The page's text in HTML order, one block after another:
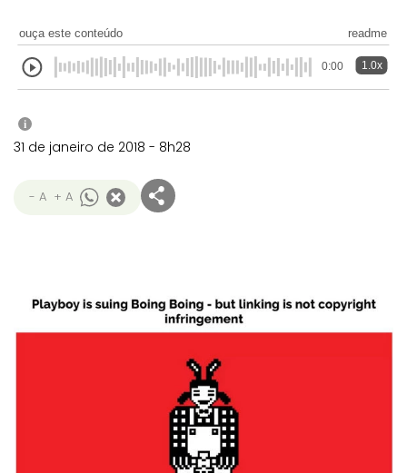
ouça este conteúdo readme
0:00 1.0x
i
31 de janeiro de 2018 - 8h28
- A + A